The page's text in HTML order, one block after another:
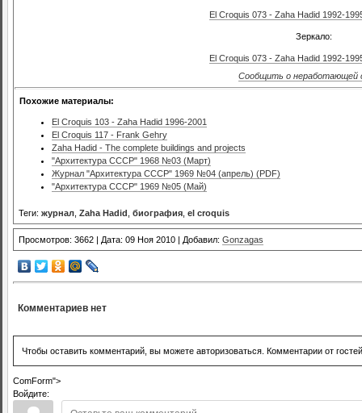
El Croquis 073 - Zaha Hadid 1992-
Зеркало:
El Croquis 073 - Zaha Hadid 1992-
Сообщить о неработающей
Похожие материалы:
El Croquis 103 - Zaha Hadid 1996-2001
El Croquis 117 - Frank Gehry
Zaha Hadid - The complete buildings and projects
"Архитектура СССР" 1968 №03 (Март)
Журнал "Архитектура СССР" 1969 №04 (апрель) (PDF)
"Архитектура СССР" 1969 №05 (Май)
Теги: журнал Zaha Hadid биография el croquis
Просмотров: 3662 | Дата: 09 Ноя 2010 | Добавил: Gonzagas
Комментариев нет
Чтобы оставить комментарий, вы можете авторизоваться. Комментарии от
ComForm">
Войдите: